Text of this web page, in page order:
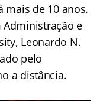
mais de 10 anos.
Administração e
Leonardo N.
pelo
a distância.